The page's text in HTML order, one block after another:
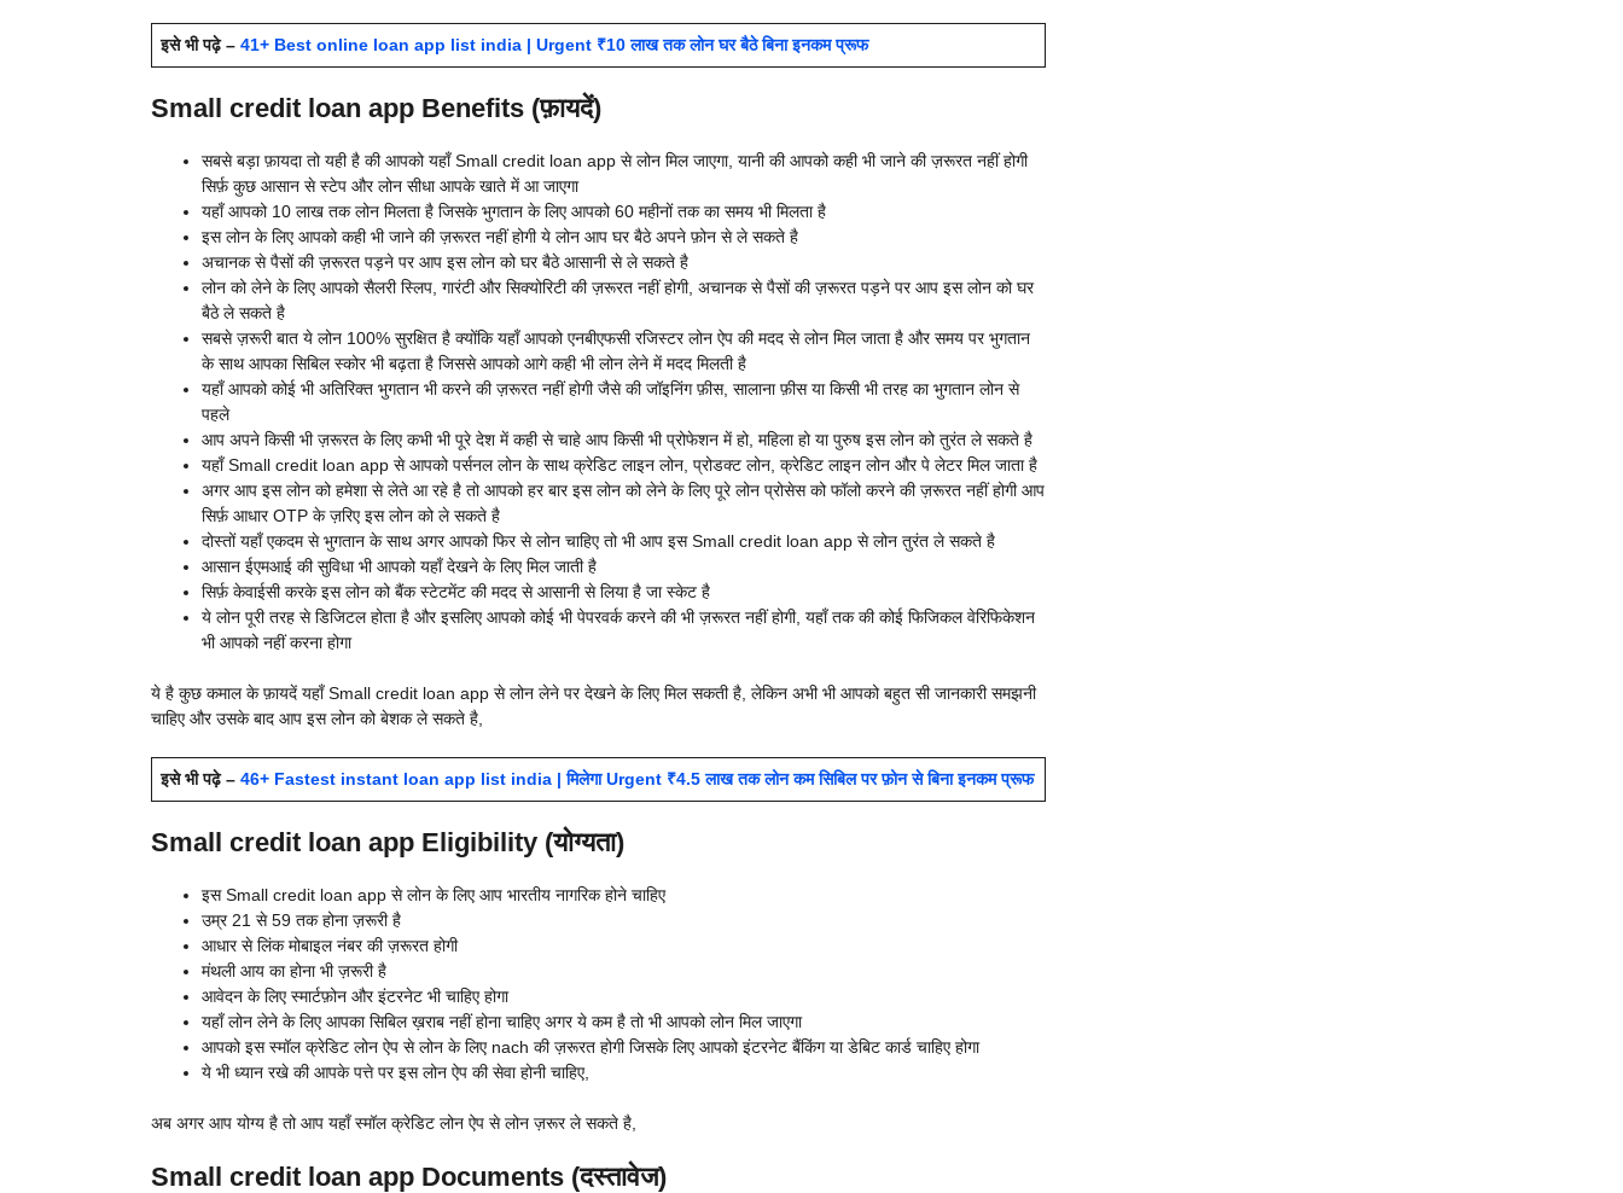
इसे भी पढ़े – 41+ Best online loan app list india | Urgent ₹10 लाख तक लोन घर बैठे बिना इनकम प्रूफ
Small credit loan app Benefits (फ़ायदें)
सबसे बड़ा फ़ायदा तो यही है की आपको यहाँSmall credit loan app से लोन मिल जाएगा, यानी की आपको कही भी जाने की ज़रूरत नहीं होगी
सिर्फ़ कुछ आसान से स्टेप और लोन सीधा आपके खाते में आ जाएगा
यहाँ आपको 10 लाख तक लोन मिलता है जिसके भुगतान के लिए आपको 60 महीनों तक का समय भी मिलता है
इस लोन के लिए आपको कही भी जाने की ज़रूरत नहीं होगी ये लोन आप घर बैठे अपने फ़ोन से ले सकते है
अचानक से पैसों की ज़रूरत पड़ने पर आप इस लोन को घर बैठे आसानी से ले सकते है
लोन को लेने के लिए आपको सैलरी स्लिप, गारंटी और सिक्योरिटी की ज़रूरत नहीं होगी, अचानक से पैसों की ज़रूरत पड़ने पर आप इस लोन को घर
बैठे ले सकते है
सबसे ज़रूरी बात ये लोन 100% सुरक्षित है क्योंकि यहाँ आपको एनबीएफसी रजिस्टर लोन ऐप की मदद से लोन मिल जाता है और समय पर भुगतान
के साथ आपका सिबिल स्कोर भी बढ़ता है जिससे आपको आगे कही भी लोन लेने में मदद मिलती है
यहाँ आपको कोई भी अतिरिक्त भुगतान भी करने की ज़रूरत नहीं होगी जैसे की जॉइनिंग फ़ीस, सालाना फ़ीस या किसी भी तरह का भुगतान लोन से
पहले
आप अपने किसी भी ज़रूरत के लिए कभी भी पूरे देश में कही से चाहे आप किसी भी प्रोफेशन में हो, महिला हो या पुरुष इस लोन को तुरंत ले सकते है
यहाँSmall credit loan app से आपको पर्सनल लोन के साथ क्रेडिट लाइन लोन, प्रोडक्ट लोन, क्रेडिट लाइन लोन और पे लेटर मिल जाता है
अगर आप इस लोन को हमेशा से लेते आ रहे है तो आपको हर बार इस लोन को लेने के लिए पूरे लोन प्रोसेस को फॉलो करने की ज़रूरत नहीं होगी आप
सिर्फ़ आधार OTP के ज़रिए इस लोन को ले सकते है
दोस्तों यहाँ एकदम से भुगतान के साथ अगर आपको फिर से लोन चाहिए तो भी आप इसSmall credit loan app से लोन तुरंत ले सकते है
आसान ईएमआई की सुविधा भी आपको यहाँ देखने के लिए मिल जाती है
सिर्फ़ केवाईसी करके इस लोन को बैंक स्टेटमेंट की मदद से आसानी से लिया है जा स्केट है
ये लोन पूरी तरह से डिजिटल होता है और इसलिए आपको कोई भी पेपरवर्क करने की भी ज़रूरत नहीं होगी, यहाँ तक की कोई फिजिकल वेरिफिकेशन
भी आपको नहीं करना होगा
ये है कुछ कमाल के फ़ायदें यहाँSmall credit loan app से लोन लेने पर देखने के लिए मिल सकती है, लेकिन अभी भी आपको बहुत सी जानकारी समझनी
चाहिए और उसके बाद आप इस लोन को बेशक ले सकते है,
इसे भी पढ़े – 46+ Fastest instant loan app list india | मिलेगा Urgent ₹4.5 लाख तक लोन कम सिबिल पर फ़ोन से बिना इनकम प्रूफ
Small credit loan app Eligibility (योग्यता)
इसSmall credit loan app से लोन के लिए आप भारतीय नागरिक होने चाहिए
उम्र 21 से 59 तक होना ज़रूरी है
आधार से लिंक मोबाइल नंबर की ज़रूरत होगी
मंथली आय का होना भी ज़रूरी है
आवेदन के लिए स्मार्टफ़ोन और इंटरनेट भी चाहिए होगा
यहाँ लोन लेने के लिए आपका सिबिल ख़राब नहीं होना चाहिए अगर ये कम है तो भी आपको लोन मिल जाएगा
आपको इस स्मॉल क्रेडिट लोन ऐप से लोन के लिए nach की ज़रूरत होगी जिसके लिए आपको इंटरनेट बैंकिंग या डेबिट कार्ड चाहिए होगा
ये भी ध्यान रखे की आपके पत्ते पर इस लोन ऐप की सेवा होनी चाहिए,
अब अगर आप योग्य है तो आप यहाँ स्मॉल क्रेडिट लोन ऐप से लोन ज़रूर ले सकते है,
Small credit loan app Documents (दस्तावेज)